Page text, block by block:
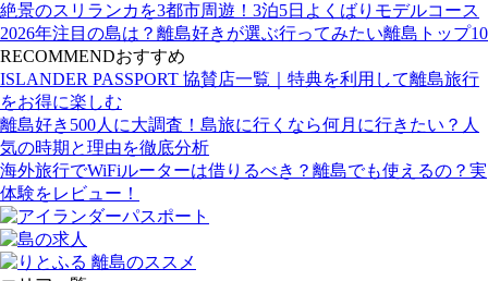
絶景のスリランカを3都市周遊！3泊5日よくばりモデルコース
2026年注目の島は？離島好きが選ぶ行ってみたい離島トップ10
RECOMMENDおすすめ
ISLANDER PASSPORT 協賛店一覧｜特典を利用して離島旅行
をお得に楽しむ
離島好き500人に大調査！島旅に行くなら何月に行きたい？人
気の時期と理由を徹底分析
海外旅行でWiFiルーターは借りるべき？離島でも使えるの？実
体験をレビュー！